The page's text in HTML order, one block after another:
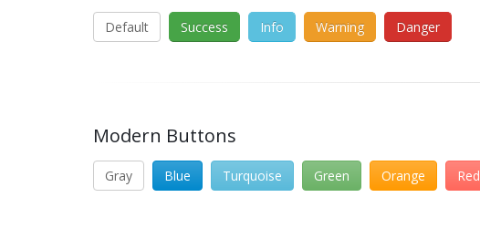
Default Success Info Warning Danger
Modern Buttons
Gray Blue Turquoise Green Orange Red